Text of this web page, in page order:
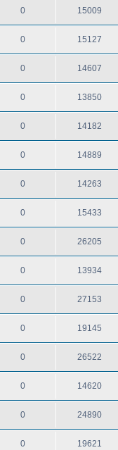
0 15009
0 15127
0 14607
0 13850
0 14182
0 14889
0 14263
0 15433
0 26205
0 13934
0 27153
0 19145
0 26522
0 14620
0 24890
0 19621